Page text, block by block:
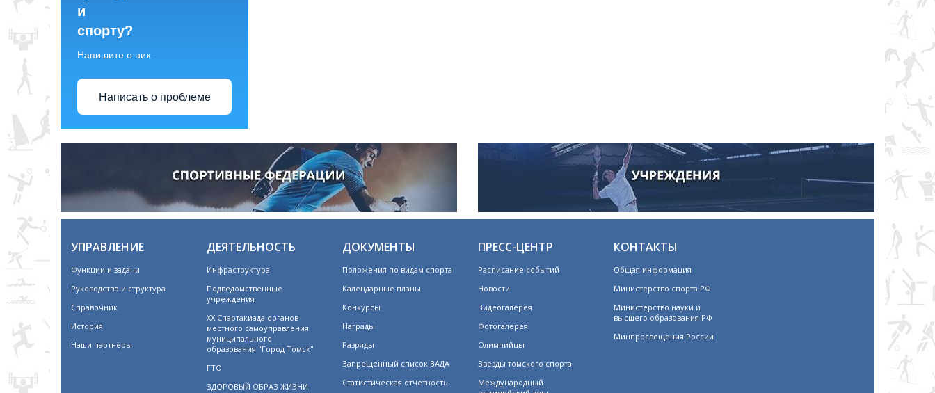
и
спорту?
Напишите о них
Написать о проблеме
УПРАВЛЕНИЕ
Функции и задачи
Руководство и структура
Справочник
История
Наши партнёры
ДЕЯТЕЛЬНОСТЬ
Инфраструктура
Подведомственные
учреждения
XX Спартакиада органов
местного самоуправления
муниципального
образования "Город Томск"
ГТО
ЗДОРОВЫЙ ОБРАЗ ЖИЗНИ
ДОКУМЕНТЫ
Положения по видам спорта
Календарные планы
Конкурсы
Награды
Разряды
Запрещенный список ВАДА
Статистическая отчетность
ПРЕСС-ЦЕНТР
Расписание событий
Новости
Видеогалерея
Фотогалерея
Олимпийцы
Звезды томского спорта
Международный
КОНТАКТЫ
Общая информация
Министерство спорта РФ
Министерство науки и
высшего образования РФ
Минпросвещения России